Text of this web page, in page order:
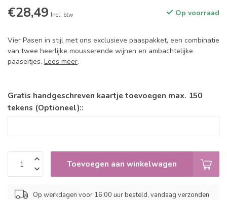
€28,49 Incl. btw Op voorraad
Vier Pasen in stijl met ons exclusieve paaspakket, een combinatie
van twee heerlijke mousserende wijnen en ambachtelijke
paaseitjes. Lees meer.
Gratis handgeschreven kaartje toevoegen max. 150
tekens (Optioneel)::
Toevoegen aan winkelwagen
Op werkdagen voor 16:00 uur besteld, vandaag verzonden